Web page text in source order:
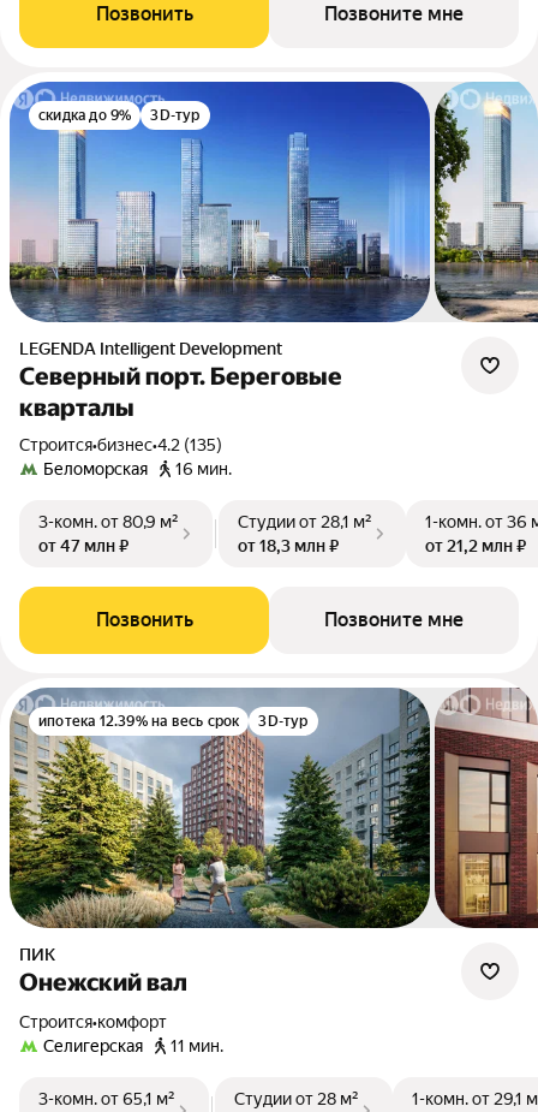
Позвонить Позвоните мне
скидка до 9% 3D-тур
LEGENDA Intelligent Development
Северный порт. Береговые
кварталы
Строится•бизнес•4.2 (135)
Беломорская
16 мин.
3-комн.от 80,9 м²
от 47 млн ₽
Студииот 28,1 м²
от 18,3 млн ₽
1-комн.от 36
от 21,2 млн ₽
Позвонить Позвоните мне
ипотека 12.39% на весь срок 3D-тур
ПИК
Онежский вал
Строится•комфорт
Селигерская
11 мин.
3-комн.от 65,1 м²
Студииот 28 м²
1-комн.от 29,1